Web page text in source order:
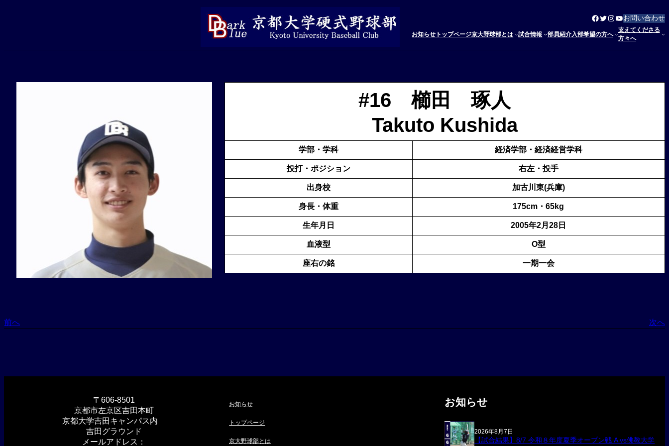
キ
Facebook
Twitter
Instagram
YouTube
お問い合わせ
お知らせ トップページ京大野球部とは 試合情報 部員紹介入部希望の方へ
支えてくださる
方々へ
#16 櫛田 琢人
Takuto Kushida
学部・学科 経済学部・ 経済経営学科
投打・ポジション 右左・投手
出身校 加古川東(兵庫)
身長・体重 175cm・65kg
生年月日 2005年2月28日
血液型 O型
座右の銘 一期一会
前へ 次へ
〒606-8501
京都市左京区吉田本町
京都大学吉田キャンパス内
吉田グラウンド
メールアドレス：
お知らせ
トップページ
京大野球部とは
お知らせ
2026年8月7日
【試合結果】8/7 令和８年度夏季オープン戦 A vs佛教大学